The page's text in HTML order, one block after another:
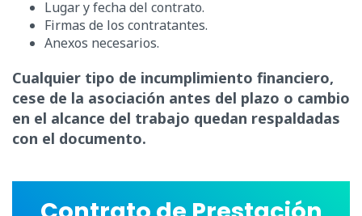
Lugar y fecha del contrato.
Firmas de los contratantes.
Anexos necesarios.
Cualquier tipo de incumplimiento financiero,
cese de la asociación antes del plazo o cambio
en el alcance del trabajo quedan respaldadas
con el documento.